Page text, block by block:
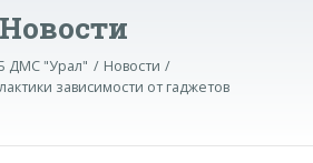
Новости
ДМС "Урал"
Новости
зависимости от гаджетов